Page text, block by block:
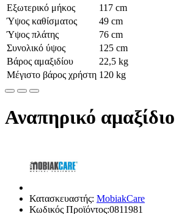
Εξωτερικό μήκος
117 cm
Ύψος καθίσματος
49 cm
Ύψος πλάτης
76 cm
Συνολικό ύψος
125 cm
Βάρος αμαξιδίου
22,5 kg
Μέγιστο βάρος χρήστη 120 kg
Αναπηρικό
Κατασκευαστής: MobiakCare
Κωδικός Προϊόντος:0811981